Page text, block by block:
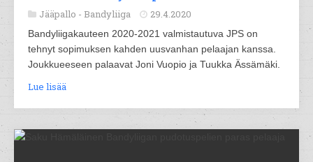
Jääpallo - Bandyliiga 29.4.2020
Bandyliigakauteen 2020-2021 valmistautuva JPS on
tehnyt sopimuksen kahden uusvanhan pelaajan kanssa.
Joukkueeseen palaavat Joni Vuopio ja Tuukka Ässämäki.
Lue lisää